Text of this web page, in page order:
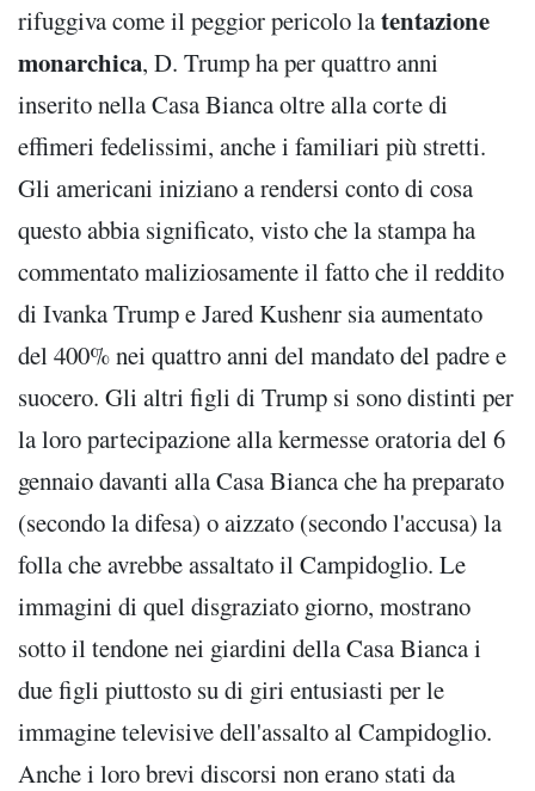
rifuggiva come il peggior pericolo latentazione
monarchica, D. Trump ha per quattro anni
inserito nella Casa Bianca oltre alla corte di
effimeri fedelissimi, anche i familiari più stretti.
Gli americani iniziano a rendersi conto di cosa
questo abbia significato, visto che la stampa ha
commentato maliziosamente il fatto che il reddito
di Ivanka Trump e Jared Kushenr sia aumentato
del 400% nei quattro anni del mandato del padre e
suocero. Gli altri figli di Trump si sono distinti per
la loro partecipazione alla kermesse oratoria del 6
gennaio davanti alla Casa Bianca che ha preparato
(secondo la difesa) o aizzato (secondo l'accusa) la
folla che avrebbe assaltato il Campidoglio. Le
immagini di quel disgraziato giorno, mostrano
sotto il tendone nei giardini della Casa Bianca i
due figli piuttosto su di giri entusiasti per le
immagine televisive dell'assalto al Campidoglio.
Anche i loro brevi discorsi non erano stati da